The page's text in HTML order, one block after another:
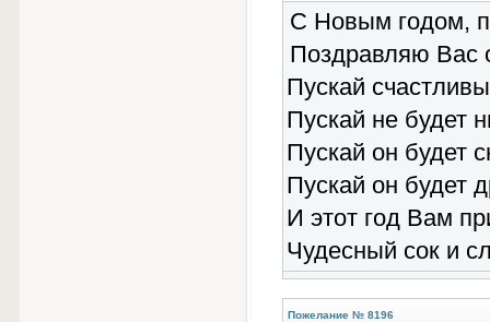
С Новым годом,
Поздравляю Вас
Пускай
Пускай не будет
Пускай он будет
Пускай он будет
И этот год Вам
Чудесный сок и
Пожелание № 8196